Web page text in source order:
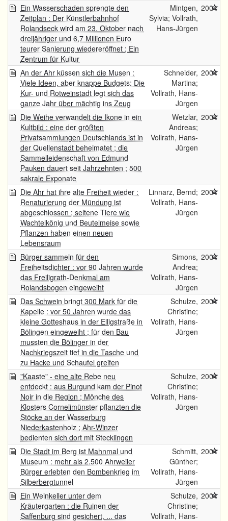
Ein Wasserschaden sprengte den
Zeitplan : Der Künstlerbahnhof
Rolandseck wird am 23. Oktober nach
dreijähriger und 6,7 Millionen Euro
teurer Sanierung wiedereröffnet ; Ein
Zentrum für Kultur
Mintgen,
Sylvia; Vollrath,
Hans-Jürgen
2004
An der Ahr küssen sich die Musen :
Viele Ideen, aber knappe Budgets: Die
Kur- und Rotweinstadt legt sich das
ganze Jahr über mächtig ins Zeug
Schneider,
Martina;
Vollrath, Hans-
Jürgen
2004
Die Weihe verwandelt die Ikone in ein
Kultbild : eine der größten
Privatsammlungen Deutschlands ist in
der Quellenstadt beheimatet ; die
Sammelleidenschaft von Edmund
Pauken dauert seit Jahrzehnten ; 500
sakrale Exponate
Wetzlar,
Andreas;
Vollrath, Hans-
Jürgen
2004
Die Ahr hat ihre alte Freiheit wieder :
Renaturierung der Mündung ist
abgeschlossen ; seltene Tiere wie
Wachtelkönig und Beutelmeise sowie
Pflanzen haben einen neuen
Lebensraum
Linnarz, Bernd;
Vollrath, Hans-
Jürgen
2004
Bürger sammeln für den
Freiheitsdichter : vor 90 Jahren wurde
das Freiligrath-Denkmal am
Rolandsbogen eingeweiht
Simons,
Andrea;
Vollrath, Hans-
Jürgen
2004
Das Schwein bringt 300 Mark für die
Kapelle : vor 50 Jahren wurde das
kleine Gotteshaus in der Elligstraße in
Bölingen eingeweiht ; für den Bau
mussten die Bölinger in der
Nachkriegszeit tief in die Tasche und
zu Hacke und Schaufel greifen
Schulze,
Christine;
Vollrath, Hans-
Jürgen
2004
"Kaaste" - eine alte Rebe neu
entdeckt : aus Burgund kam der Pinot
Noir in die Region ; Mönche des
Klosters Cornelimünster pflanzten die
Stöcke an der Wasserburg
Niederkastenholz ; Ahr-Winzer
bedienten sich dort mit Stecklingen
Schulze,
Christine;
Vollrath, Hans-
Jürgen
2004
Die Stadt im Berg ist Mahnmal und
Museum : mehr als 2.500 Ahrweiler
Bürger erlebten den Bombenkrieg im
Silberbergtunnel
Schmitt,
Günther;
Vollrath, Hans-
Jürgen
2004
Ein Weinkeller unter dem
Kräutergarten : die Ruinen der
Saffenburg sind gesichert, ... das
Schulze,
Christine;
Vollrath, Hans-
2004